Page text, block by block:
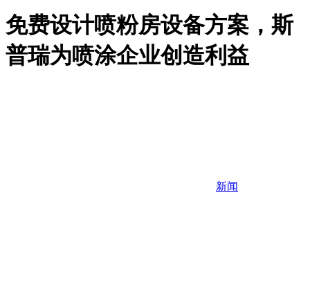
免费设计喷粉房设备方案，斯
普瑞为喷涂企业创造利益
新闻